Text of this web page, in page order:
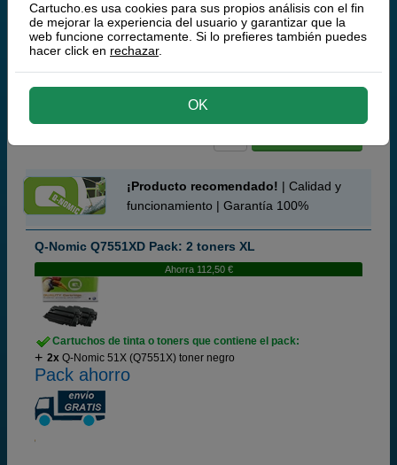
(2 / 1 opinión)
¡Producto recomendado! | Calidad y
funcionamiento | Garantía 100%
Q-Nomic Q7551XD Pack: 2 toners XL
Ahorra 112,50 €
Cartuchos de tinta o toners que contiene el pack:
2x Q-Nomic 51X (Q7551X) toner negro
Pack ahorro
Cartucho.es usa cookies para sus propios análisis con el fin
de mejorar la experiencia del usuario y garantizar que la
web funcione correctamente. Si lo prefieres también puedes
hacer click en rechazar.
OK